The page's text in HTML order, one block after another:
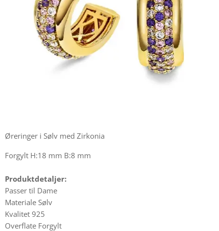
Øreringer i Sølv med Zirkonia
Forgylt H:18 mm B:8 mm
Produktdetaljer:
Passer til Dame
Materiale Sølv
Kvalitet 925
Overflate Forgylt